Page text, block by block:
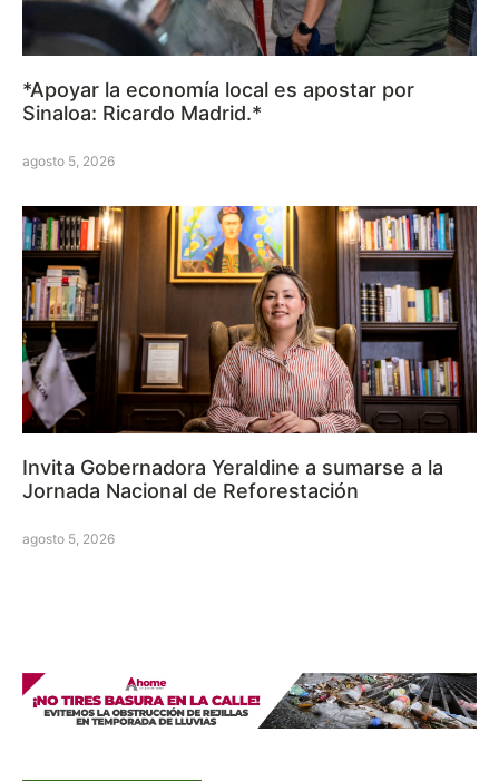
*Apoyar la economía local es apostar por
Sinaloa: Ricardo Madrid.*
agosto 5, 2026
Invita Gobernadora Yeraldine a sumarse a la
Jornada Nacional de Reforestación
agosto 5, 2026